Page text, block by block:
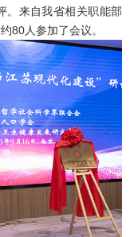
。来自我省相关职能部
80人参加了会议。